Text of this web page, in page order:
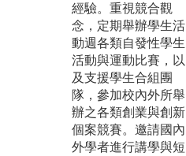
經驗。重視競合觀
念，定期舉辦學生活
動週各類自發性學生
活動與運動比賽，以
及支援學生合組團
隊，參加校內外所舉
辦之各類創業與創新
個案競賽。邀請國內
外學者進行講學與短